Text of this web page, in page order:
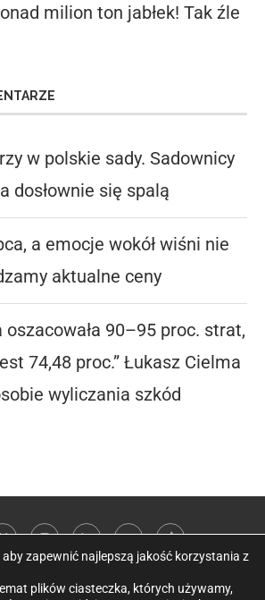
milion ton jabłek! Tak źle
w polskie sady. Sadownicy
dosłownie się spalą
a emocje wokół wiśni nie
aktualne ceny
oszacowała 90–95 proc. strat,
74,48 proc.” Łukasz Cielma
wyliczania szkód
zapewnić najlepszą jakość korzystania z
plików ciasteczka, których używamy,